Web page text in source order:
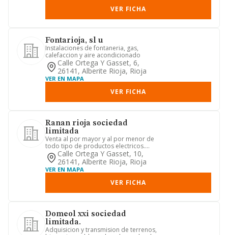
VER FICHA
Fontarioja, sl u
Instalaciones de fontaneria, gas,
calefaccion y aire acondicionado
Calle Ortega Y Gasset, 6,
26141, Alberite Rioja, Rioja
VER EN MAPA
VER FICHA
Ranan rioja sociedad
limitada
Venta al por mayor y al por menor de
todo tipo de productos electricos.
comercio al por menor fuera...
Calle Ortega Y Gasset, 10,
26141, Alberite Rioja, Rioja
VER EN MAPA
VER FICHA
Domeol xxi sociedad
limitada.
Adquisicion y transmision de terrenos,